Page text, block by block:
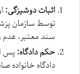
اثبات دوشیزگی:
توسط سازمان
سند معتبر، عدم
حکم دادگاه:پس
دادگاه خانواده